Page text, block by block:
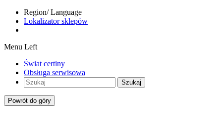
Region/ Language
Lokalizator sklepów
Menu Left
Świat certiny
Obsługa serwisowa
Szukaj
Powrót do góry